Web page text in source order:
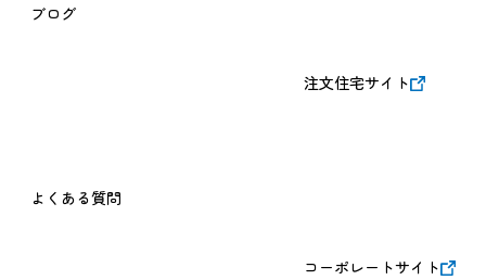
ブログ
よくある質問
注文住宅サイト
コーポレートサイト